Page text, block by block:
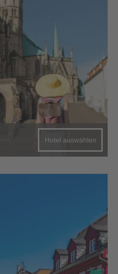
Hotel auswählen